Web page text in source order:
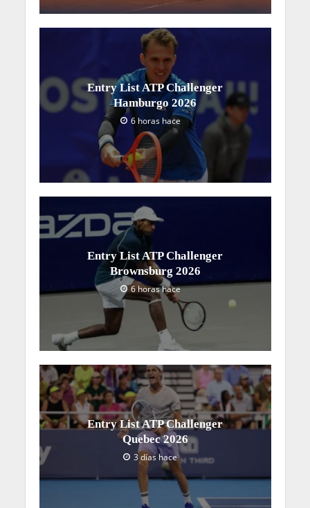
Entry List ATP Challenger
Hamburgo 2026
6 horas hace
Entry List ATP Challenger
Brownsburg 2026
6 horas hace
Entry List ATP Challenger
Quebec 2026
3 días hace